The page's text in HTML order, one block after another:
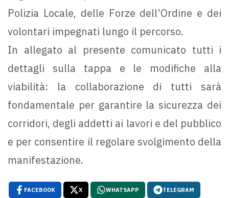
Polizia Locale, delle Forze dell’Ordine e dei
volontari impegnati lungo il percorso.
In allegato al presente comunicato tutti i
dettagli sulla tappa e le modifiche alla
viabilità: la collaborazione di tutti sarà
fondamentale per garantire la sicurezza dei
corridori, degli addetti ai lavori e del pubblico
e per consentire il regolare svolgimento della
manifestazione.
FACEBOOK X WHATSAPP TELEGRAM